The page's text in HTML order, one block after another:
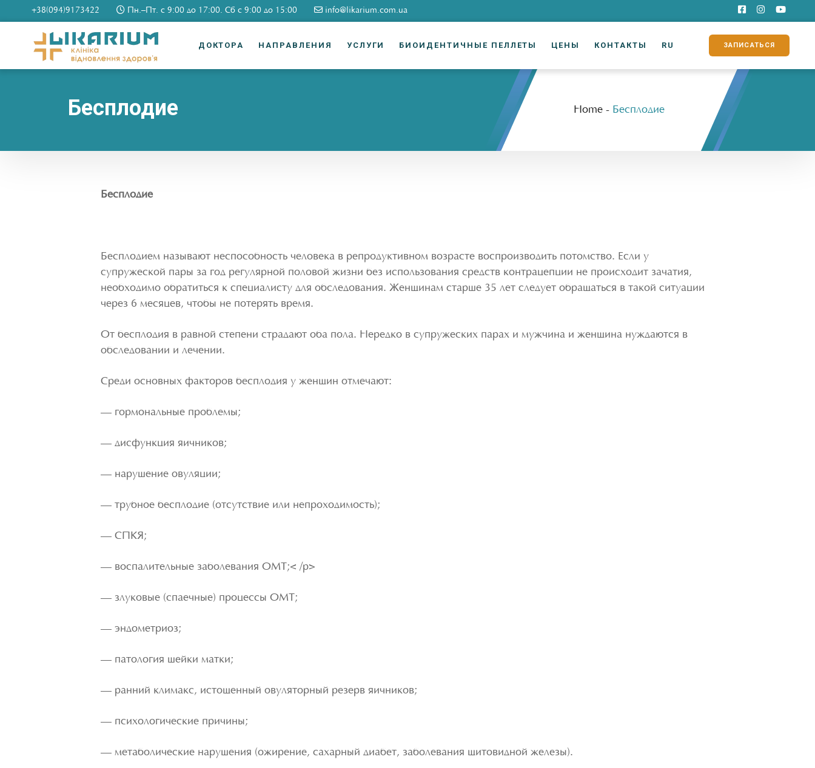
+38(094)9173422 Пн.–Пт. c 9:00 до 17:00. Сб c 9:00 до 15:00 info@likarium.com.ua
ДОКТОРА НАПРАВЛЕНИЯ УСЛУГИ БИОИДЕНТИЧНЫЕ ПЕЛЛЕТЫ ЦЕНЫ КОНТАКТЫ RU ЗАПИСАТЬСЯ
Бесплодие Home - Бесплодие
Бесплодие
Бесплодием называют неспособность человека в репродуктивном возрасте воспроизводить потомство. Если у
супружеской пары за год регулярной половой жизни без использования средств контрацепции не происходит зачатия,
необходимо обратиться к специалисту для обследования. Женщинам старше 35 лет следует обращаться в такой ситуации
через 6 месяцев, чтобы не потерять время.
От бесплодия в равной степени страдают оба пола. Нередко в супружеских парах и мужчина и женщина нуждаются в
обследовании и лечении.
Среди основных факторов бесплодия у женщин отмечают:
— гормональные проблемы;
— дисфункция яичников;
— нарушение овуляции;
— трубное бесплодие (отсутствие или непроходимость);
— СПКЯ;
— воспалительные заболевания ОМТ;< /p>
— злуковые (спаечные) процессы ОМТ;
— эндометриоз;
— патология шейки матки;
— ранний климакс, истощенный овуляторный резерв яичников;
— психологические причины;
— метаболические нарушения (ожирение, сахарный диабет, заболевания щитовидной железы).